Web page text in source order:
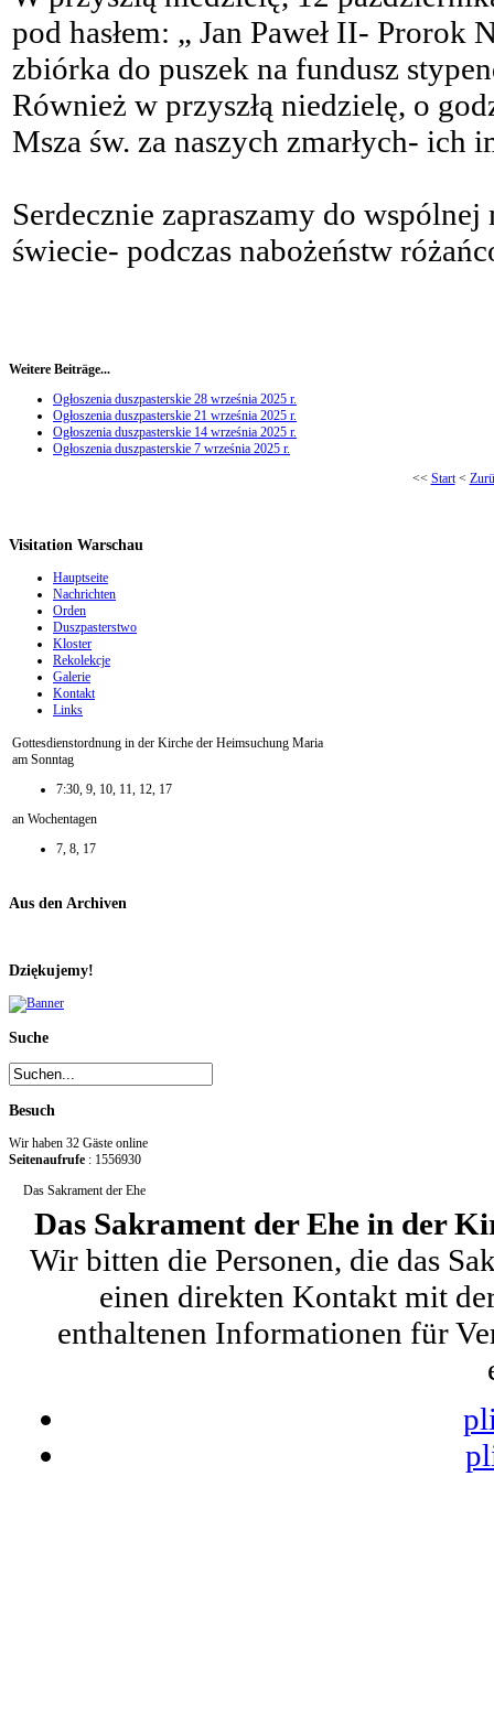
pod hasłem: „ Jan Paweł II-
zbiórka do puszek na fundusz
Również w przyszłą niedzielę, o
Msza św. za naszych zmarłych- ich
Serdecznie zapraszamy do
świecie- podczas nabożeństw
Weitere Beiträge...
Ogłoszenia duszpasterskie 28 września 2025 r.
Ogłoszenia duszpasterskie 21 września 2025 r.
Ogłoszenia duszpasterskie 14 września 2025 r.
Ogłoszenia duszpasterskie 7 września 2025 r.
<< Start<
Visitation Warschau
Hauptseite
Nachrichten
Orden
Duszpasterstwo
Kloster
Rekolekcje
Galerie
Kontakt
Links
Gottesdienstordnung in der Kirche der Heimsuchung Maria
am Sonntag
7:30, 9, 10, 11, 12, 17
an Wochentagen
7, 8, 17
Aus den Archiven
Dziękujemy!
Suche
Besuch
Wir haben 32 Gäste online
Seitenaufrufe : 1556930
Das Sakrament der Ehe
Das Sakrament der Ehe in der
Wir bitten die Personen, die das
einen direkten Kontakt mit
enthaltenen Informationen für